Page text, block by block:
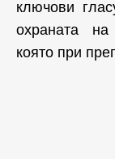
ключови
охраната
която при